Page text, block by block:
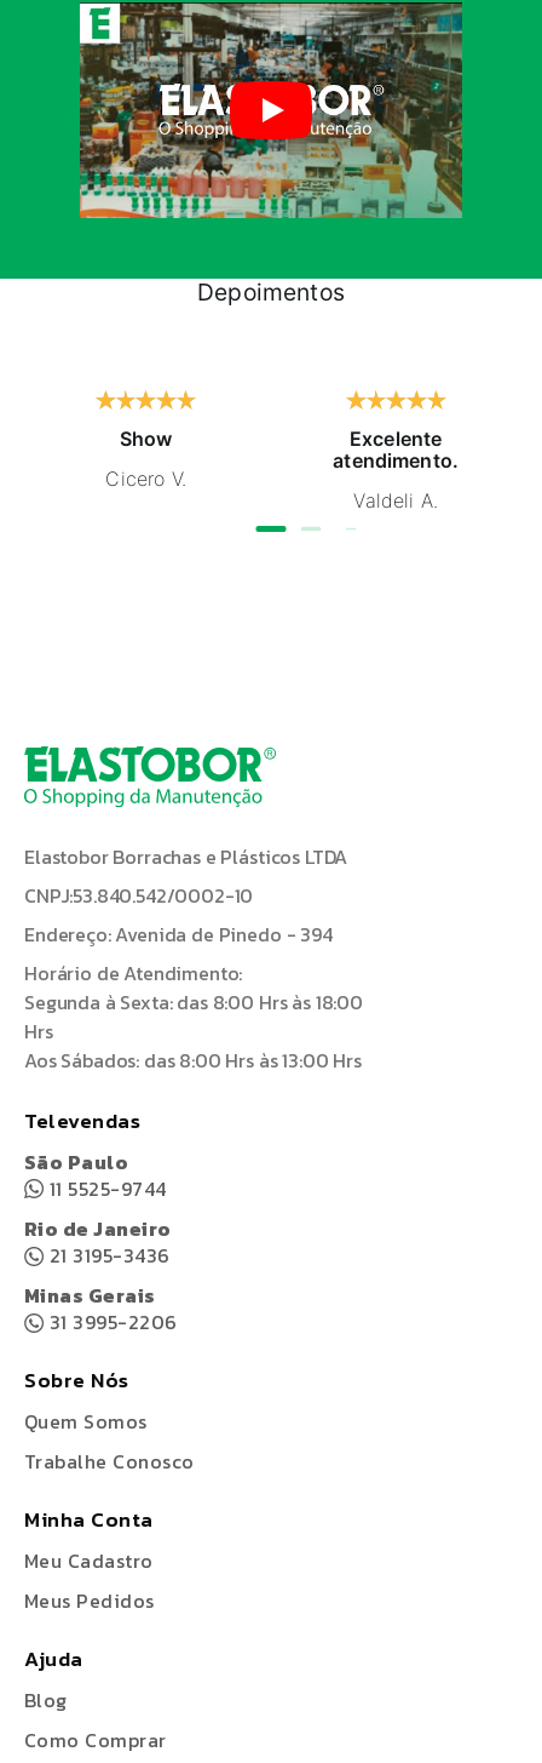
Depoimentos
Show
Cicero V.
Excelente
atendimento.
Valdeli A.
Elastobor Borrachas e Plásticos LTDA
CNPJ:53.840.542/0002-10
Endereço: Avenida de Pinedo - 394
Horário de Atendimento:
Segunda à Sexta: das 8:00 Hrs às 18:00
Hrs
Aos Sábados: das 8:00 Hrs às 13:00 Hrs
Televendas
São Paulo
11 5525-9744
Rio de Janeiro
21 3195-3436
Minas Gerais
31 3995-2206
Sobre Nós
Quem Somos
Trabalhe Conosco
Minha Conta
Meu Cadastro
Meus Pedidos
Ajuda
Blog
Como Comprar